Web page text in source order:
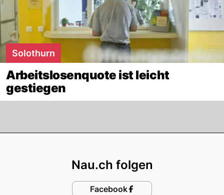
Solothurn
Arbeitslosenquote ist leicht
gestiegen
Nau.ch folgen
Facebook